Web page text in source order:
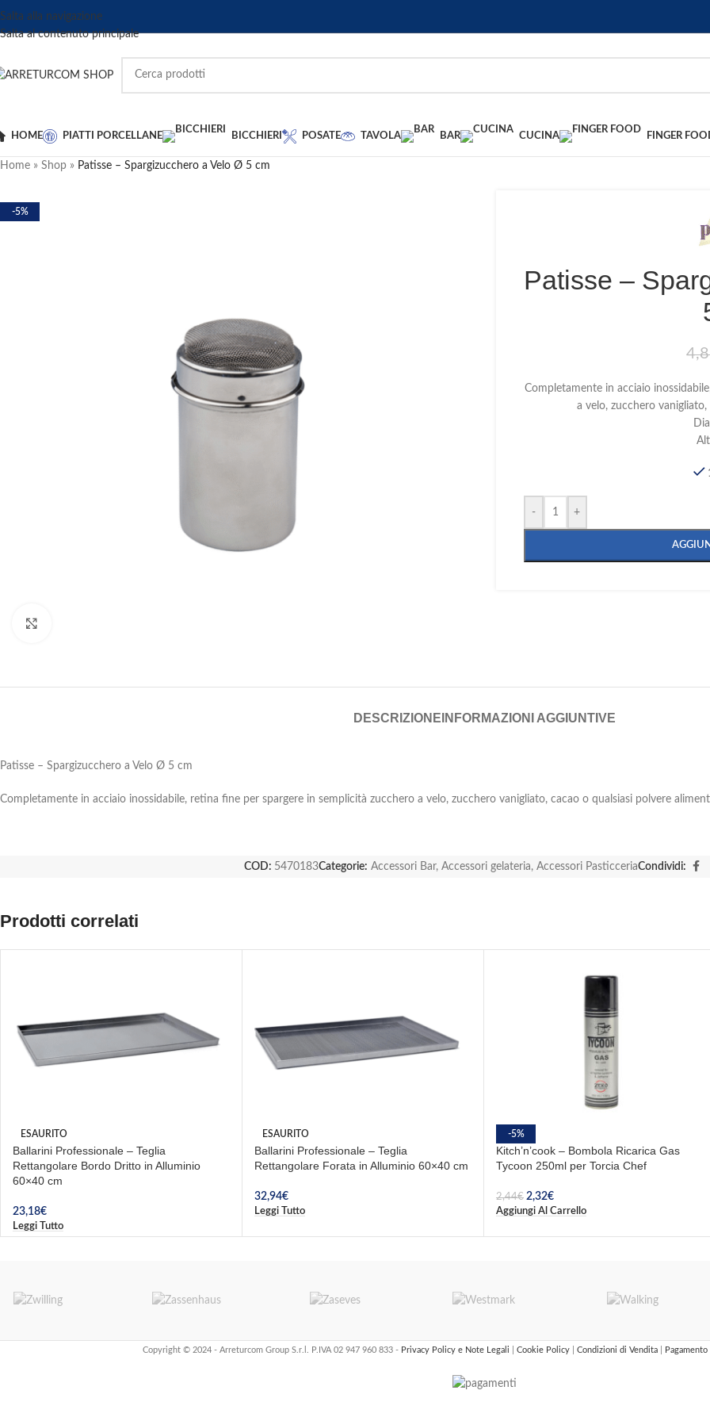
Salta alla navigazione
Salta al contenuto principale
HOME PIATTI PORCELLANE BICCHIERI POSATE TAVOLA BAR CUCINA FINGER
Home » Shop » Patisse – Spargizucchero a Velo Ø 5 cm
-5%
Patisse –
Completamente in acciaio
a velo, zucchero
- +
DESCRIZIONE INFORMAZIONI AGGIUNTIVE
Patisse – Spargizucchero a Velo Ø 5 cm
Completamente in acciaio inossidabile, retina fine per spargere in semplicità zucchero a velo, zucchero vanigliato, cacao o qualsiasi polvere
COD: 5470183Categorie: Accessori Bar, Accessori gelateria, Accessori PasticceriaCondividi:
Prodotti correlati
ESAURITO
Ballarini Professionale – Teglia
Rettangolare Bordo Dritto in Alluminio
60×40 cm
23,18€
Leggi Tutto
ESAURITO
Ballarini Professionale – Teglia
Rettangolare Forata in Alluminio 60×40 cm
32,94€
Leggi Tutto
-5%
Kitch’n’cook – Bombola Ricarica Gas
Tycoon 250ml per Torcia Chef
2,44€ 2,32€
Aggiungi Al Carrello
Copyright © 2024 - Arreturcom Group S.r.l. P.IVA 02 947 960 833 - Privacy Policy e Note Legali Cookie Policy Condizioni di Vendita